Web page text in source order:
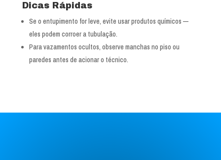
Dicas Rápidas
Se o entupimento for leve, evite usar produtos químicos —
eles podem corroer a tubulação.
Para vazamentos ocultos, observe manchas no piso ou
paredes antes de acionar o técnico.